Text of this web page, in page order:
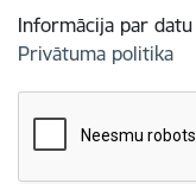
Informācija par
Privātuma politika